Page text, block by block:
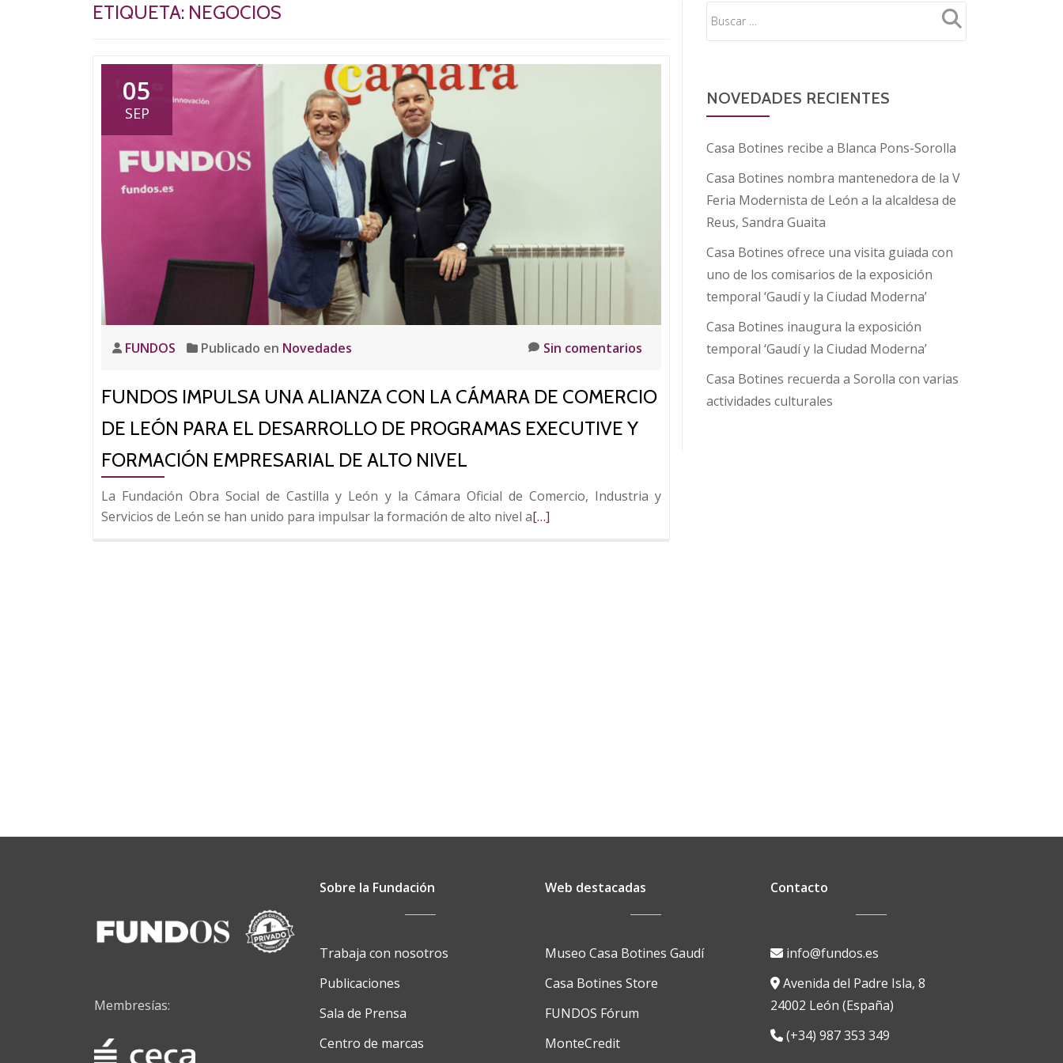
ETIQUETA: NEGOCIOS
05
SEP
FUNDOS Publicado en Novedades Sin comentarios
FUNDOS IMPULSA UNA ALIANZA CON LA CÁMARA DE COMERCIO
DE LEÓN PARA EL DESARROLLO DE PROGRAMAS EXECUTIVE Y
FORMACIÓN EMPRESARIAL DE ALTO NIVEL
La Fundación Obra Social de Castilla y León y la Cámara Oficial de Comercio, Industria y
Servicios de León se han unido para impulsar la formación de alto nivel aLeer
programas
formación
de
alto
[…]
NOVEDADES RECIENTES
Casa Botines recibe a Blanca Pons-Sorolla
Casa Botines nombra mantenedora de la V
Feria Modernista de León a la alcaldesa de
Reus, Sandra Guaita
Casa Botines ofrece una visita guiada con
uno de los comisarios de la exposición
temporal ‘Gaudí y la Ciudad Moderna’
Casa Botines inaugura la exposición
temporal ‘Gaudí y la Ciudad Moderna’
Casa Botines recuerda a Sorolla con varias
actividades culturales
Membresías:
Sobre la Fundación
Trabaja con nosotros
Publicaciones
Sala de Prensa
Centro de marcas
Web destacadas
Museo Casa Botines Gaudí
Casa Botines Store
FUNDOS Fórum
MonteCredit
Contacto
info@fundos.es
Avenida del Padre Isla, 8
24002 León (España)
(+34) 987 353 349